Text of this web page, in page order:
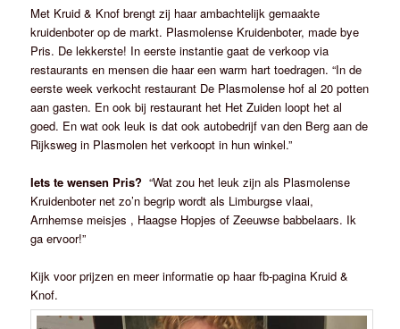
Met Kruid & Knof brengt zij haar ambachtelijk gemaakte
kruidenboter op de markt. Plasmolense Kruidenboter, made bye
Pris. De lekkerste! In eerste instantie gaat de verkoop via
restaurants en mensen die haar een warm hart toedragen. “In de
eerste week verkocht restaurant De Plasmolense hof al 20 potten
aan gasten. En ook bij restaurant het Het Zuiden loopt het al
goed. En wat ook leuk is dat ook autobedrijf van den Berg aan de
Rijksweg in Plasmolen het verkoopt in hun winkel.”
Iets te wensen Pris? “Wat zou het leuk zijn als Plasmolense
Kruidenboter net zo’n begrip wordt als Limburgse vlaai,
Arnhemse meisjes , Haagse Hopjes of Zeeuwse babbelaars. Ik
ga ervoor!”
Kijk voor prijzen en meer informatie op haar fb-pagina Kruid &
Knof.